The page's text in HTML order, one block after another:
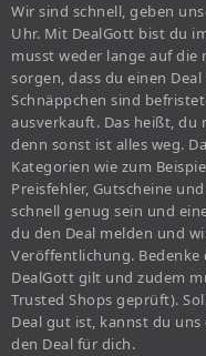
Wir sind schnell, geben
Uhr. Mit DealGott bist du
musst weder lange auf die
sorgen, dass du einen
Schnäppchen sind
ausverkauft. Das heißt, du
denn sonst ist alles weg.
Kategorien wie zum
Preisfehler, Gutscheine
schnell genug sein und
du den Deal melden und
Veröffentlichung. Bedenke
DealGott gilt und zudem
Trusted Shops geprüft).
Deal gut ist, kannst du
den Deal für dich.